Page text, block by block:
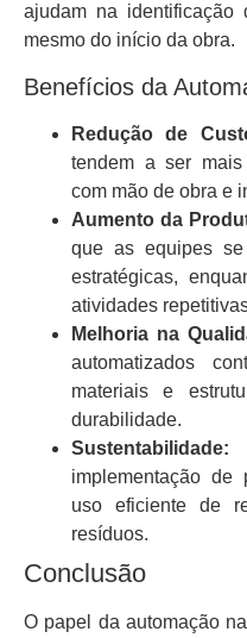
ajudam na identificação
mesmo do início da obra.
Benefícios da
Redução de
tendem a ser mais
com mão de obra e
Aumento da
que as equipes
estratégicas,
atividades
Melhoria na
automatizados
materiais e
durabilidade.
Sustentabilidade:
implementação de
uso eficiente de
resíduos.
Conclusão
O papel da automação